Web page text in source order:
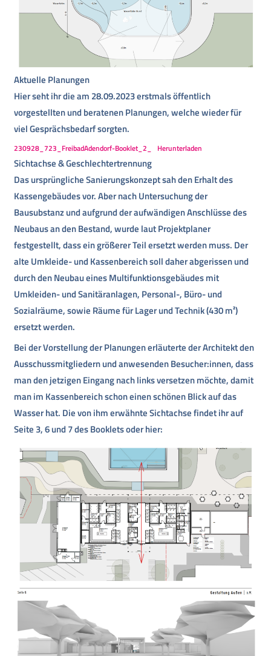
Aktuelle Planungen
Hier seht ihr die am 28.09.2023 erstmals öffentlich
vorgestellten und beratenen Planungen, welche wieder für
viel Gesprächsbedarf sorgten.
230928_723_FreibadAdendorf-Booklet_2_ Herunterladen
Sichtachse & Geschlechtertrennung
Das ursprüngliche Sanierungskonzept sah den Erhalt des
Kassengebäudes vor. Aber nach Untersuchung der
Bausubstanz und aufgrund der aufwändigen Anschlüsse des
Neubaus an den Bestand, wurde laut Projektplaner
festgestellt, dass ein größerer Teil ersetzt werden muss. Der
alte Umkleide- und Kassenbereich soll daher abgerissen und
durch den Neubau eines Multifunktionsgebäudes mit
Umkleiden- und Sanitäranlagen, Personal-, Büro- und
Sozialräume, sowie Räume für Lager und Technik (430 m²)
ersetzt werden.
Bei der Vorstellung der Planungen erläuterte der Architekt den
Ausschussmitgliedern und anwesenden Besucher:innen, dass
man den jetzigen Eingang nach links versetzen möchte, damit
man im Kassenbereich schon einen schönen Blick auf das
Wasser hat. Die von ihm erwähnte Sichtachse findet ihr auf
Seite 3, 6 und 7 des Booklets oder hier: